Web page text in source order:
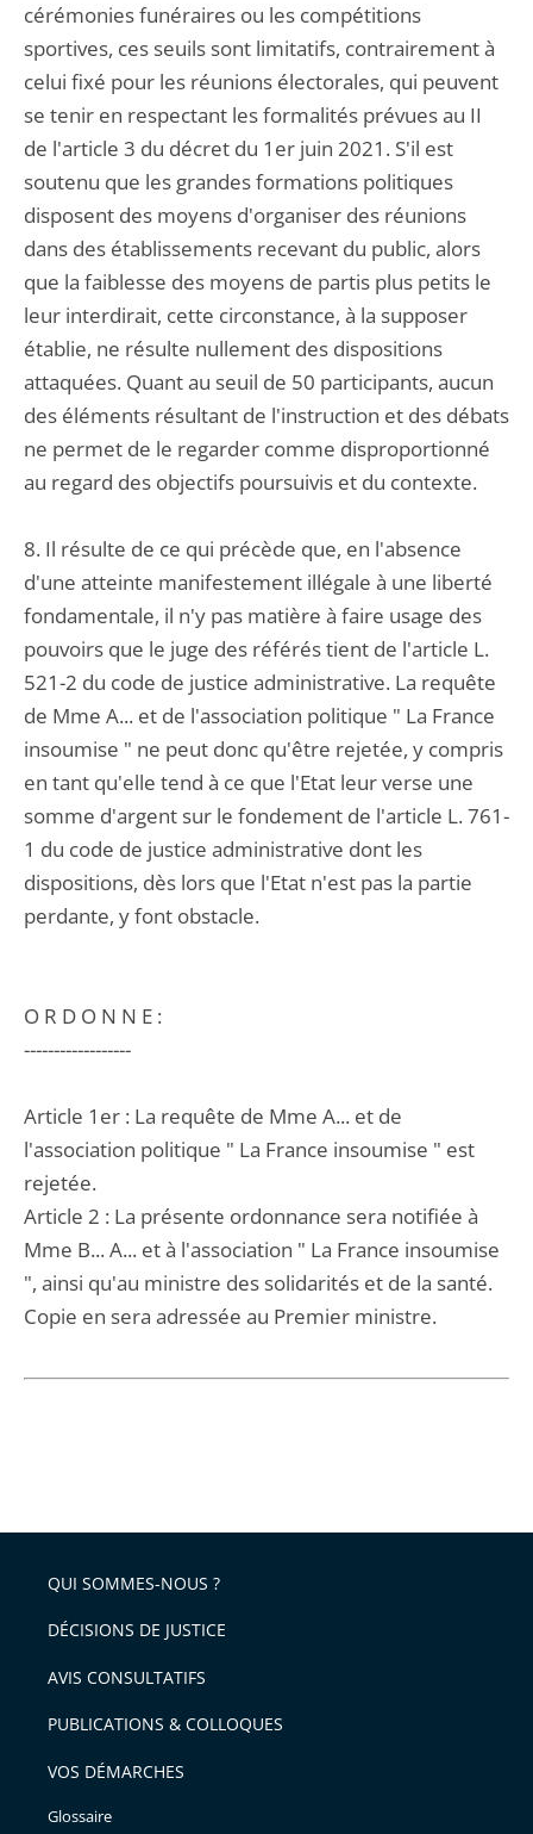
cérémonies funéraires ou les compétitions
sportives, ces seuils sont limitatifs, contrairement à
celui fixé pour les réunions électorales, qui peuvent
se tenir en respectant les formalités prévues au II
de l'article 3 du décret du 1er juin 2021. S'il est
soutenu que les grandes formations politiques
disposent des moyens d'organiser des réunions
dans des établissements recevant du public, alors
que la faiblesse des moyens de partis plus petits le
leur interdirait, cette circonstance, à la supposer
établie, ne résulte nullement des dispositions
attaquées. Quant au seuil de 50 participants, aucun
des éléments résultant de l'instruction et des débats
ne permet de le regarder comme disproportionné
au regard des objectifs poursuivis et du contexte.
8. Il résulte de ce qui précède que, en l'absence
d'une atteinte manifestement illégale à une liberté
fondamentale, il n'y pas matière à faire usage des
pouvoirs que le juge des référés tient de l'article L.
521-2 du code de justice administrative. La requête
de Mme A... et de l'association politique " La France
insoumise " ne peut donc qu'être rejetée, y compris
en tant qu'elle tend à ce que l'Etat leur verse une
somme d'argent sur le fondement de l'article L. 761-
1 du code de justice administrative dont les
dispositions, dès lors que l'Etat n'est pas la partie
perdante, y font obstacle.
O R D O N N E :
------------------
Article 1er : La requête de Mme A... et de
l'association politique " La France insoumise " est
rejetée.
Article 2 : La présente ordonnance sera notifiée à
Mme B... A... et à l'association " La France insoumise
", ainsi qu'au ministre des solidarités et de la santé.
Copie en sera adressée au Premier ministre.
QUI SOMMES-NOUS ?
DÉCISIONS DE JUSTICE
AVIS CONSULTATIFS
PUBLICATIONS & COLLOQUES
VOS DÉMARCHES
Glossaire